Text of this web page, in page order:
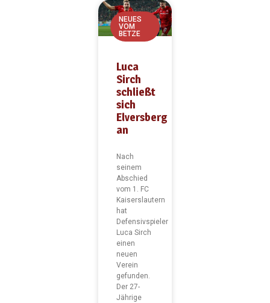
NEUES
VOM
BETZE
Luca
Sirch
schließt
sich
Elversberg
an
Nach
seinem
Abschied
vom 1. FC
Kaiserslautern
hat
Defensivspieler
Luca Sirch
einen
neuen
Verein
gefunden.
Der 27-
Jährige